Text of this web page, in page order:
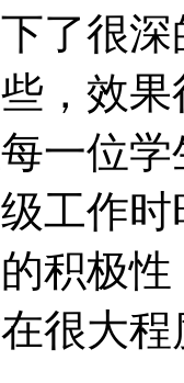
了很
，效
一位
工作
积极
很大